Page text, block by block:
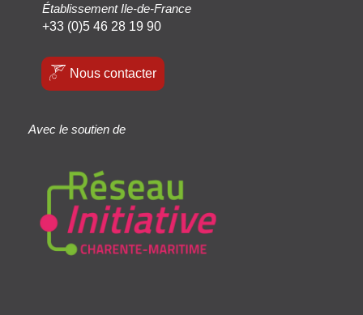
Établissement Ile-de-France
+33 (0)5 46 28 19 90
Nous contacter
Avec le soutien de